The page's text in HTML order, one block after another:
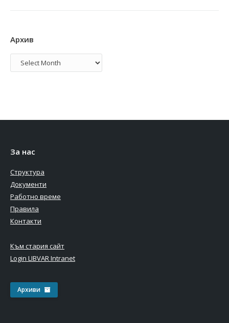
Архив
Архив
За нас
Структура
Документи
Работно време
Правила
Контакти
Към стария сайт
Login LIBVAR Intranet
Архиви